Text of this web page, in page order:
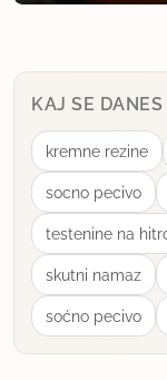
KAJ SE
kremne rezine
socno pecivo
testenine na
skutni namaz
soćno pecivo